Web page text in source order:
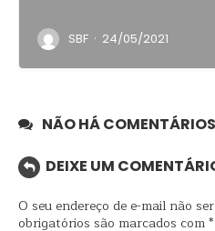
SBF · 24/05/2021
NÃO HÁ COMENTÁRIOS
DEIXE UM
O seu endereço de e-mail não
obrigatórios são marcados com*